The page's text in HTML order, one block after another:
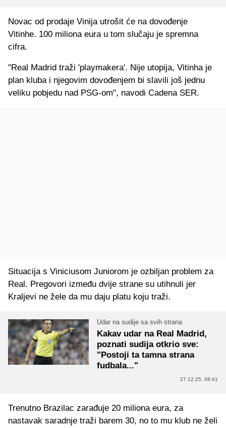
Novac od prodaje Vinija utrošit će na dovođenje
Vitinhe. 100 miliona eura u tom slučaju je spremna
cifra.
"Real Madrid traži 'playmakera'. Nije utopija, Vitinha je
plan kluba i njegovim dovođenjem bi slavili još jednu
veliku pobjedu nad PSG-om", navodi Cadena SER.
Situacija s Viniciusom Juniorom je ozbiljan problem za
Real. Pregovori između dvije strane su utihnuli jer
Kraljevi ne žele da mu daju platu koju traži.
Udar na sudije sa svih strana
Kakav udar na Real Madrid,
poznati sudija otkrio sve:
"Postoji ta tamna strana
fudbala..."
27.12.25. 08:41
Trenutno Brazilac zarađuje 20 miliona eura, za
nastavak saradnje traži barem 30, no to mu klub ne želi